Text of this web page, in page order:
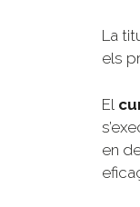
La
els
El
en